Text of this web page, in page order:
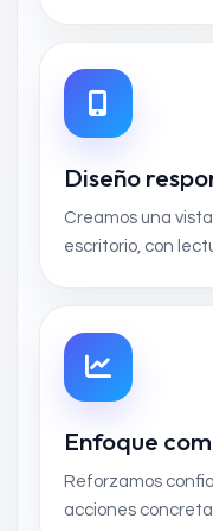
Diseño
Creamos una
escritorio, con
Enfoque
Reforzamos
acciones